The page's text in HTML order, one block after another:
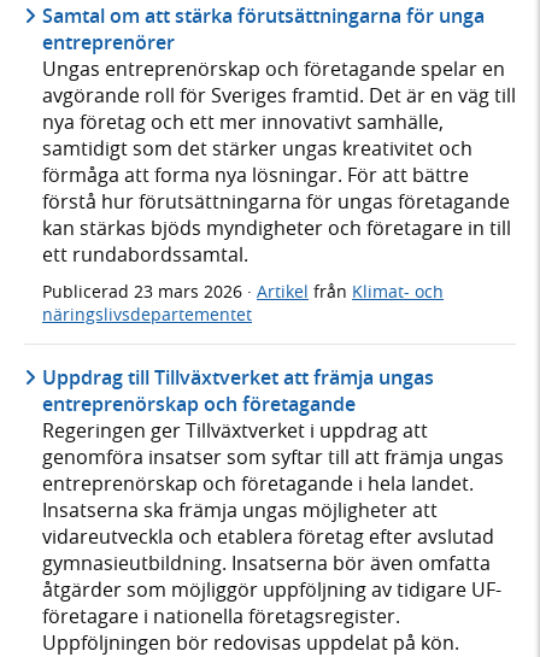
Samtal om att stärka förutsättningarna för unga
entreprenörer
Ungas entreprenörskap och företagande spelar en
avgörande roll för Sveriges framtid. Det är en väg till
nya företag och ett mer innovativt samhälle,
samtidigt som det stärker ungas kreativitet och
förmåga att forma nya lösningar. För att bättre
förstå hur förutsättningarna för ungas företagande
kan stärkas bjöds myndigheter och företagare in till
ett rundabordssamtal.
Publicerad 23 mars 2026 · Artikel från Klimat- och
näringslivsdepartementet
Uppdrag till Tillväxtverket att främja ungas
entreprenörskap och företagande
Regeringen ger Tillväxtverket i uppdrag att
genomföra insatser som syftar till att främja ungas
entreprenörskap och företagande i hela landet.
Insatserna ska främja ungas möjligheter att
vidareutveckla och etablera företag efter avslutad
gymnasieutbildning. Insatserna bör även omfatta
åtgärder som möjliggör uppföljning av tidigare UF-
företagare i nationella företagsregister.
Uppföljningen bör redovisas uppdelat på kön.